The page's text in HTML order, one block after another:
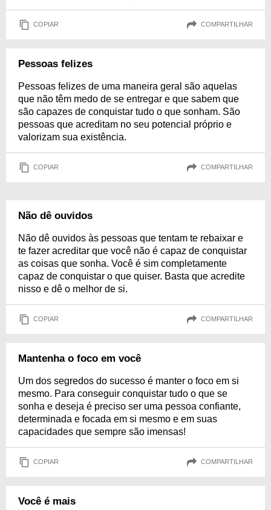
COPIAR COMPARTILHAR
Pessoas felizes
Pessoas felizes de uma maneira geral são aquelas
que não têm medo de se entregar e que sabem que
são capazes de conquistar tudo o que sonham. São
pessoas que acreditam no seu potencial próprio e
valorizam sua existência.
COPIAR COMPARTILHAR
Não dê ouvidos
Não dê ouvidos às pessoas que tentam te rebaixar e
te fazer acreditar que você não é capaz de conquistar
as coisas que sonha. Você é sim completamente
capaz de conquistar o que quiser. Basta que acredite
nisso e dê o melhor de si.
COPIAR COMPARTILHAR
Mantenha o foco em você
Um dos segredos do sucesso é manter o foco em si
mesmo. Para conseguir conquistar tudo o que se
sonha e deseja é preciso ser uma pessoa confiante,
determinada e focada em si mesmo e em suas
capacidades que sempre são imensas!
COPIAR COMPARTILHAR
Você é mais